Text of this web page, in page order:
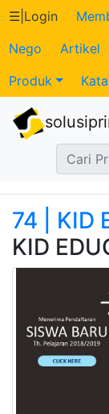
Katalog
Produk
Petugas
Tagihan
☰ Login
Nego
Artikel
Produk
74 | KID
KID